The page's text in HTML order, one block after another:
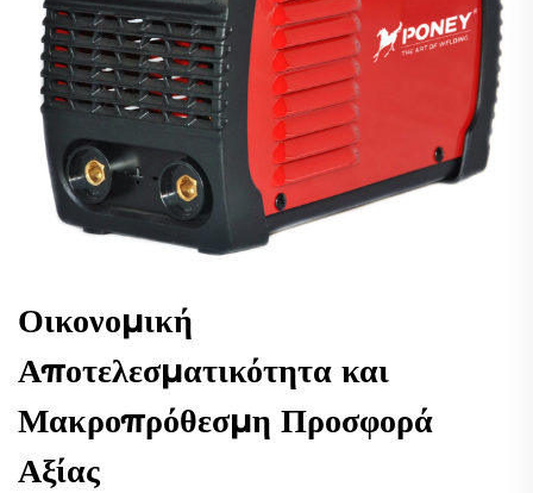
Οικονομική
Αποτελεσματικότητα και
Μακροπρόθεσμη Προσφορά
Αξίας